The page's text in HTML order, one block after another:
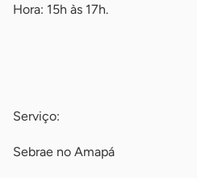
Hora: 15h às 17h.
Serviço:
Sebrae no Amapá